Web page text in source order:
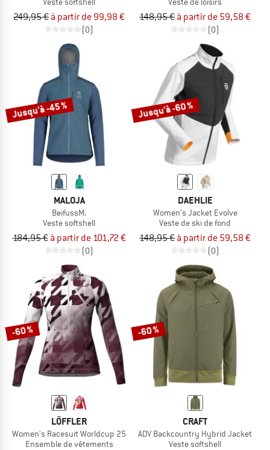
249,95 € à partir de 99,98 €
(0)
148,95 € à partir de 59,58 €
(0)
Jusqu'à -45 %
MALOJA
BeifussM.
Veste softshell
184,95 € à partir de 101,72 €
(0)
Jusqu'à -60 %
DAEHLIE
Women's Jacket Evolve
Veste de ski de fond
148,95 € à partir de 59,58 €
(0)
-60 %
LÖFFLER
Women's Racesuit Worldcup 25
Ensemble de vêtements
-60 %
CRAFT
ADV Backcountry Hybrid Jacket
Veste softshell